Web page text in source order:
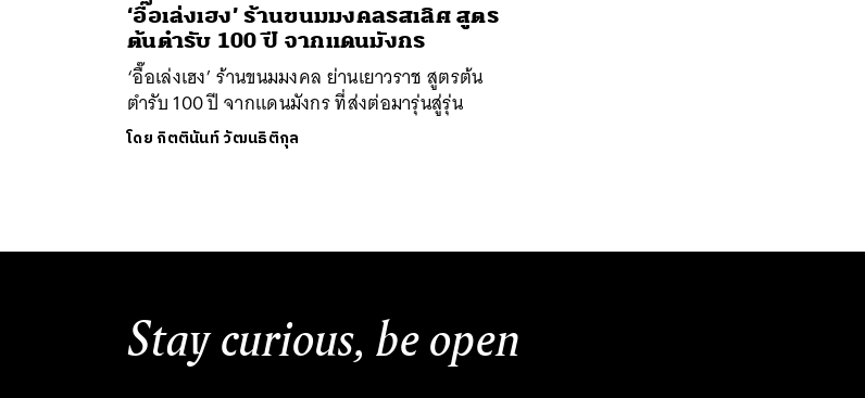
‘อื๊อเล่งเฮง’ ร้านขนมมงคลรสเลิศ สูตร
ต้นตำรับ 100 ปี จากแดนมังกร
‘อื๊อเล่งเฮง’ ร้านขนมมงคล ย่านเยาวราช สูตรต้น
ตำรับ 100 ปี จากแดนมังกร ที่ส่งต่อมารุ่นสู่รุ่น
โดย กิตตินันท์ วัฒนธิติกุล
Stay curious, be open